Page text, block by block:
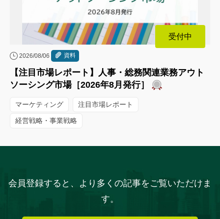
受付中
2026/08/06 資料
【注目市場レポート】人事・総務関連業務アウト
ソーシング市場［2026年8月発行］
マーケティング 注目市場レポート
経営戦略・事業戦略
会員登録すると、より多くの記事をご覧いただけま
す。